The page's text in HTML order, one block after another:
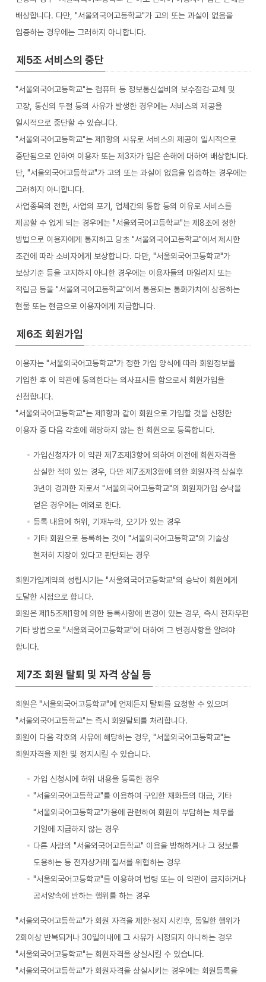
배상합니다. 다만, "서울외국어고등학교"가 고의 또는 과실이 없음을
입증하는 경우에는 그러하지 아니합니다.
제5조 서비스의 중단
"서울외국어고등학교"는 컴퓨터 등 정보통신설비의 보수점검·교체 및
고장, 통신의 두절 등의 사유가 발생한 경우에는 서비스의 제공을
일시적으로 중단할 수 있습니다.
"서울외국어고등학교"는 제1항의 사유로 서비스의 제공이 일시적으로
중단됨으로 인하여 이용자 또는 제3자가 입은 손해에 대하여 배상합니다.
단, "서울외국어고등학교"가 고의 또는 과실이 없음을 입증하는 경우에는
그러하지 아니합니다.
사업종목의 전환, 사업의 포기, 업체간의 통합 등의 이유로 서비스를
제공할 수 없게 되는 경우에는 "서울외국어고등학교"는 제8조에 정한
방법으로 이용자에게 통지하고 당초 "서울외국어고등학교"에서 제시한
조건에 따라 소비자에게 보상합니다. 다만, "서울외국어고등학교"가
보상기준 등을 고지하지 아니한 경우에는 이용자들의 마일리지 또는
적립금 등을 "서울외국어고등학교"에서 통용되는 통화가치에 상응하는
현물 또는 현금으로 이용자에게 지급합니다.
제6조 회원가입
이용자는 "서울외국어고등학교"가 정한 가입 양식에 따라 회원정보를
기입한 후 이 약관에 동의한다는 의사표시를 함으로서 회원가입을
신청합니다.
"서울외국어고등학교"는 제1항과 같이 회원으로 가입할 것을 신청한
이용자 중 다음 각호에 해당하지 않는 한 회원으로 등록합니다.
가입신청자가 이 약관 제7조제3항에 의하여 이전에 회원자격을
상실한 적이 있는 경우, 다만 제7조제3항에 의한 회원자격 상실후
3년이 경과한 자로서 "서울외국어고등학교"의 회원재가입 승낙을
얻은 경우에는 예외로 한다.
등록 내용에 허위, 기재누락, 오기가 있는 경우
기타 회원으로 등록하는 것이 "서울외국어고등학교"의 기술상
현저히 지장이 있다고 판단되는 경우
회원가입계약의 성립시기는 "서울외국어고등학교"의 승낙이 회원에게
도달한 시점으로 합니다.
회원은 제15조제1항에 의한 등록사항에 변경이 있는 경우, 즉시 전자우편
기타 방법으로 "서울외국어고등학교"에 대하여 그 변경사항을 알려야
합니다.
제7조 회원 탈퇴 및 자격 상실 등
회원은 "서울외국어고등학교"에 언제든지 탈퇴를 요청할 수 있으며
"서울외국어고등학교"는 즉시 회원탈퇴를 처리합니다.
회원이 다음 각호의 사유에 해당하는 경우, "서울외국어고등학교"는
회원자격을 제한 및 정지시킬 수 있습니다.
가입 신청시에 허위 내용을 등록한 경우
"서울외국어고등학교"를 이용하여 구입한 재화등의 대금, 기타
"서울외국어고등학교"가용에 관련하여 회원이 부담하는 채무를
기일에 지급하지 않는 경우
다른 사람의 "서울외국어고등학교" 이용을 방해하거나 그 정보를
도용하는 등 전자상거래 질서를 위협하는 경우
"서울외국어고등학교"를 이용하여 법령 또는 이 약관이 금지하거나
공서양속에 반하는 행위를 하는 경우
"서울외국어고등학교"가 회원 자격을 제한·정지 시킨후, 동일한 행위가
2회이상 반복되거나 30일이내에 그 사유가 시정되지 아니하는 경우
"서울외국어고등학교"는 회원자격을 상실시킬 수 있습니다.
"서울외국어고등학교"가 회원자격을 상실시키는 경우에는 회원등록을